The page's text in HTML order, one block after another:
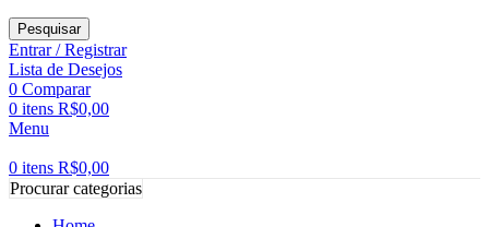
Pesquisar
Entrar / Registrar
Lista de Desejos
0 Comparar
0 itens R$0,00
Menu
0 itens R$0,00
Procurar categorias